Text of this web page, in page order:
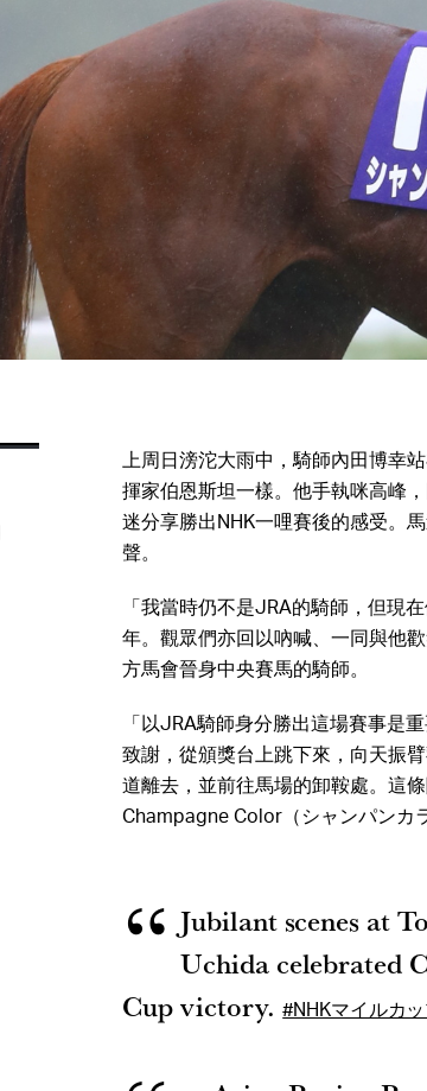
上周日滂沱大雨中，騎師內田博幸
揮家伯恩斯坦一樣。他手執咪高峰
迷分享勝出NHK一哩賽後的感受。
聲。
「我當時仍不是JRA的騎師，但現
年。觀眾們亦回以吶喊、一同與他
方馬會晉身中央賽馬的騎師。
「以JRA騎師身分勝出這場賽事是
致謝，從頒獎台上跳下來，向天振
道離去，並前往馬場的卸鞍處。這
Champagne Color（シャンパンカ
Jubilant scenes at
Uchida celebrated
Cup victory.#NHKマイルカ